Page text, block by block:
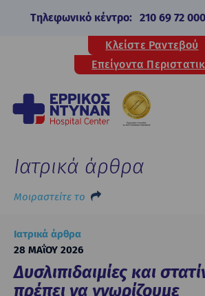
Τηλεφωνικό κέντρο: 210 69 72 000
Κλείστε Ραντεβού
Επείγοντα
Ιατρικά άρθρα
Μοιραστείτε το
Ιατρικά άρθρα
28 ΜΑΐΟΥ 2026
Δυσλιπιδαιμίες και
πρέπει να γνωρίζουμε